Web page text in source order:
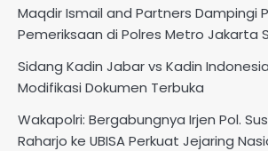
Maqdir Ismail and Partners Dampingi
Pemeriksaan di Polres Metro Jakarta
Sidang Kadin Jabar vs Kadin
Modifikasi Dokumen Terbuka
Wakapolri: Bergabungnya Irjen Pol.
Raharjo ke UBISA Perkuat Jejaring